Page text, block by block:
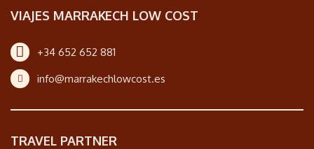
VIAJES MARRAKECH LOW COST
+34 652 652 881
info@marrakechlowcost.es
TRAVEL PARTNER